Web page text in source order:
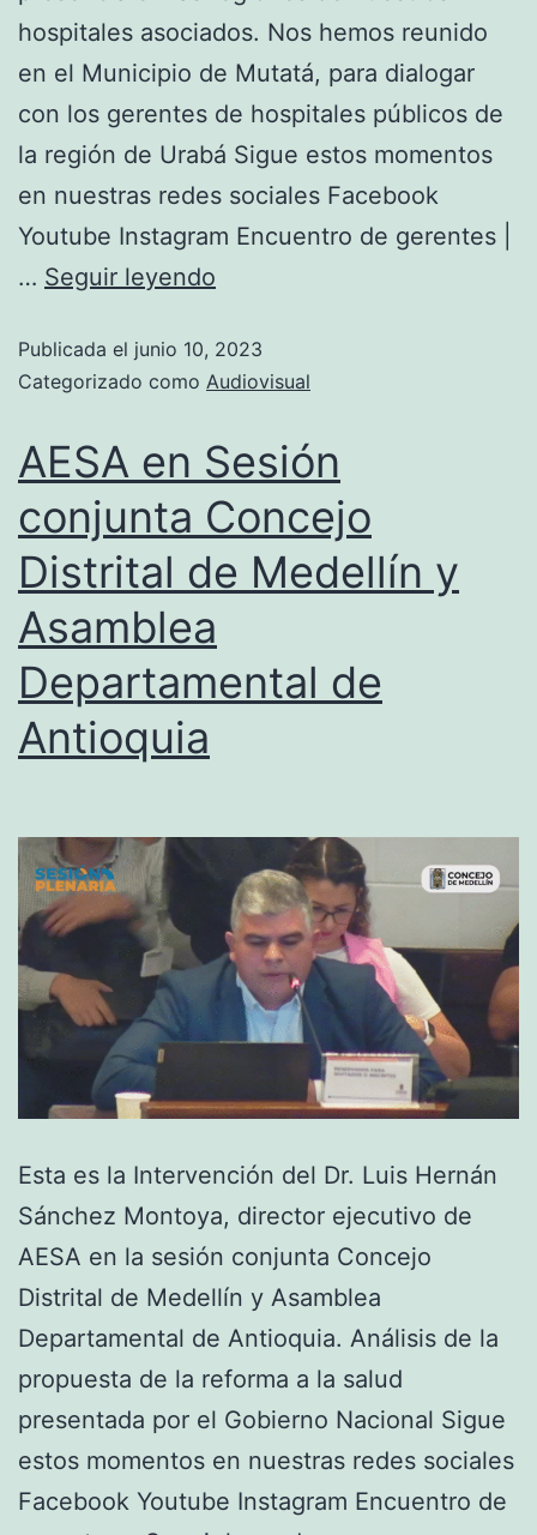
hospitales asociados. Nos hemos reunido
en el Municipio de Mutatá, para dialogar
con los gerentes de hospitales públicos de
la región de Urabá Sigue estos momentos
en nuestras redes sociales Facebook
Youtube Instagram Encuentro de gerentes |
… Seguir leyendo
Publicada el junio 10, 2023
Categorizado como Audiovisual
AESA en Sesión
conjunta Concejo
Distrital de Medellín y
Asamblea
Departamental de
Antioquia
Esta es la Intervención del Dr. Luis Hernán
Sánchez Montoya, director ejecutivo de
AESA en la sesión conjunta Concejo
Distrital de Medellín y Asamblea
Departamental de Antioquia. Análisis de la
propuesta de la reforma a la salud
presentada por el Gobierno Nacional Sigue
estos momentos en nuestras redes sociales
Facebook Youtube Instagram Encuentro de